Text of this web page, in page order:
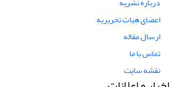
اعضای هیات تحریریه
ارسال مقاله
تماس با ما
نقشه سایت